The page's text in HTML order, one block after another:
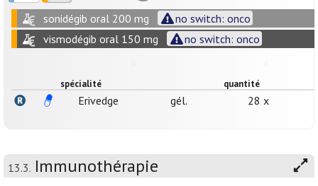
sonidégib oral 200 mg
no switch: onco
vismodégib oral 150 mg
no switch: onco
spécialité quantité
Erivedge gél. 28 x
13.3. Immunothérapie